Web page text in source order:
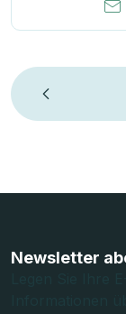
Newsletter